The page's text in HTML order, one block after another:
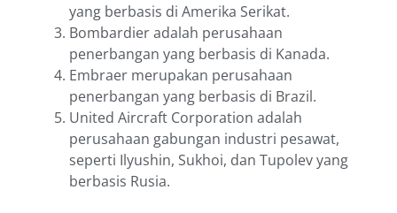
yang berbasis di Amerika Serikat.
Bombardier adalah perusahaan
penerbangan yang berbasis di Kanada.
Embraer merupakan perusahaan
penerbangan yang berbasis di Brazil.
United Aircraft Corporation adalah
perusahaan gabungan industri pesawat,
seperti Ilyushin, Sukhoi, dan Tupolev yang
berbasis Rusia.